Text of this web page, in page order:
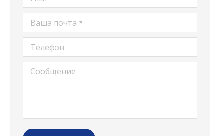
Ваша почта *
Телефон
Сообщение